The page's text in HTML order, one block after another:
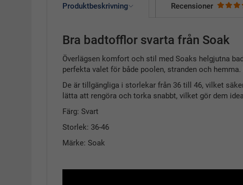
Produktbeskrivning Recensioner
Bra badtofflor svarta från Soak
Överlägsen komfort och stil med Soaks helgjutna
perfekta valet för både poolen, stranden och
De är tillgängliga i storlekar från 36 till 46, vilket
lätta att rengöra och torka snabbt, vilket gör dem
Färg: Svart
Storlek: 36-46
Märke: Soak